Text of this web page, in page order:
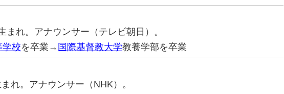
まれ。アナウンサー（テレビ朝日）。
学校を卒業→ 国際基督教大学教養学部を卒業
れ。アナウンサー（NHK）。